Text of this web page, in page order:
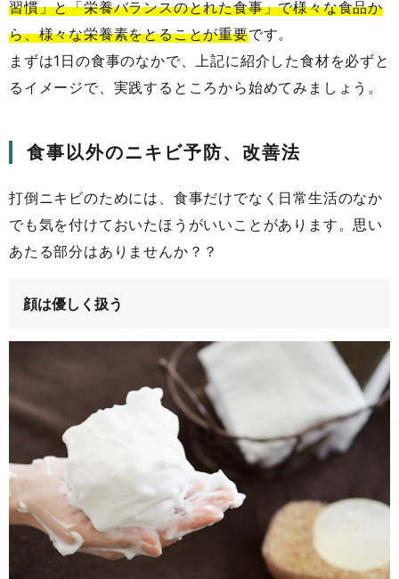
習慣」と「栄養バランスのとれた食事」で様々な食品か
ら、様々な栄養素をとることが重要です。
まずは1日の食事のなかで、上記に紹介した食材を必ずと
るイメージで、実践するところから始めてみましょう。
食事以外のニキビ予防、改善法
打倒ニキビのためには、食事だけでなく日常生活のなか
でも気を付けておいたほうがいいことがあります。思い
あたる部分はありませんか？？
顔は優しく扱う